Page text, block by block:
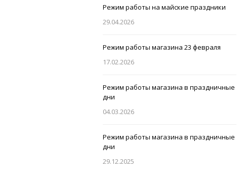
Режим работы на майские праздники
29.04.2026
Режим работы магазина 23 февраля
17.02.2026
Режим работы магазина в праздничные
дни
04.03.2026
Режим работы магазина в праздничные
дни
29.12.2025